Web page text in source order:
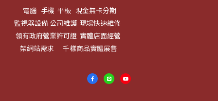
電腦 手機 平板 現金無卡分期
監視器設備 公司維護 現場快速維修
領有政府營業許可證 實體店面經營
架網站需求 千樣商品實體展售